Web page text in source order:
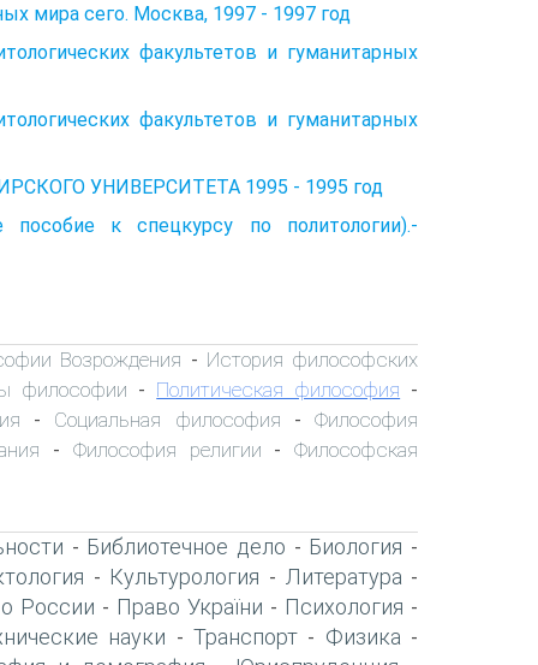
мира сего. Москва, 1997 - 1997 год
факультетов и гуманитарных
факультетов и гуманитарных
УНИВЕРСИТЕТА 1995 - 1995 год
к спецкурсу по политологии).-
Возрождения - История философских
философии - Политическая философия -
- Социальная философия -Философия
- Философия религии -Философская
- Библиотечное дело - Биология -
- Культурология - Литература -
России - Право України - Психология -
науки - Транспорт- Физика -